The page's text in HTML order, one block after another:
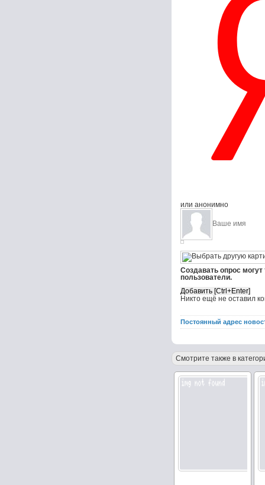
или анонимно
Создавать опрос
пользователи.
Никто ещё не оставил
Постоянный адрес
Смотрите также в